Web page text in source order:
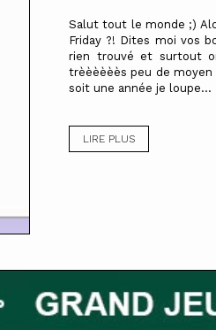
Salut tout le monde ;)
Friday ?! Dites moi vos
rien trouvé et surtout
trèèèèèès peu de
soit une année je loupe...
LIRE PLUS